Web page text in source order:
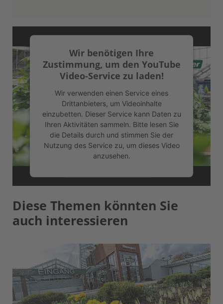
Wir benötigen Ihre
Zustimmung, um den YouTube
Video-Service zu laden!
Wir verwenden einen Service eines
Drittanbieters, um Videoinhalte
einzubetten. Dieser Service kann Daten zu
Ihren Aktivitäten sammeln. Bitte lesen Sie
die Details durch und stimmen Sie der
Nutzung des Service zu, um dieses Video
anzusehen.
Mehr Informationen
Akzeptieren
Diese Themen könnten Sie
auch interessieren